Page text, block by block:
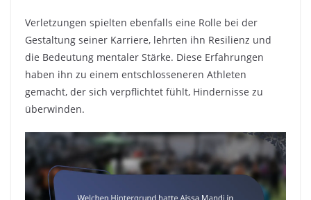
Verletzungen spielten ebenfalls eine Rolle bei der
Gestaltung seiner Karriere, lehrten ihn Resilienz und
die Bedeutung mentaler Stärke. Diese Erfahrungen
haben ihn zu einem entschlosseneren Athleten
gemacht, der sich verpflichtet fühlt, Hindernisse zu
überwinden.